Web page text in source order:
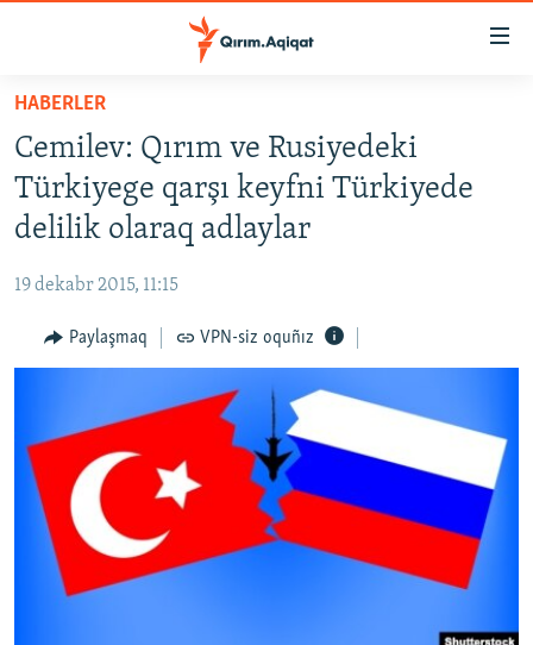
Esas
qaytmaq
Baş
navigatsiyağa
qaytmaq
Qıdıruvğa
HABERLER
SİYASET
İQTİSADİYAT
MEDENİYET
İNSAN AQLARI
SÜRET
BLOGLAR
FİKİR
Русский
HABERLER
Cemilev: Qırım ve Rusiyedeki
Türkiyege qarşı keyfni Türkiyede
delilik olaraq adlaylar
19 dekabr 2015, 11:15
Paylaşmaq VPN-siz oquñız